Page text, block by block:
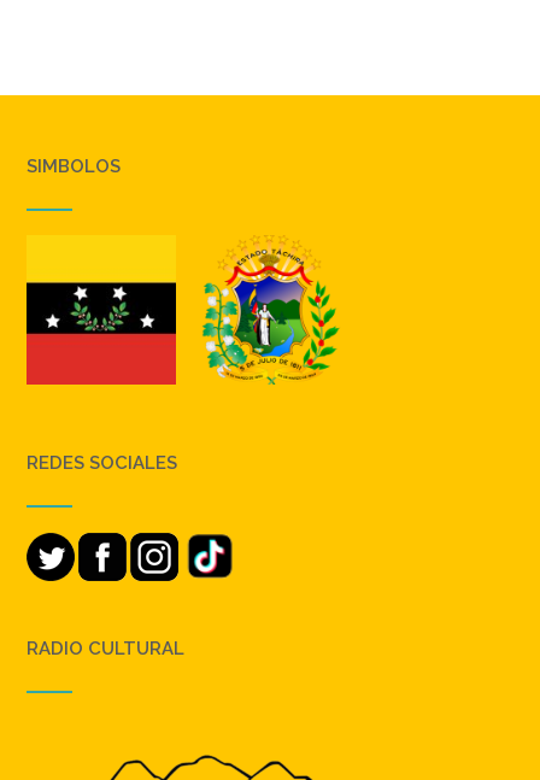
SIMBOLOS
REDES SOCIALES
RADIO CULTURAL